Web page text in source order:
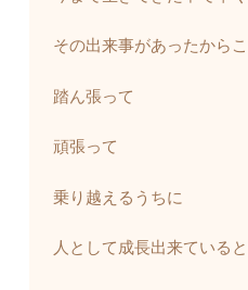
その出来事があったから
踏ん張って
頑張って
乗り越えるうちに
人として成長出来ていると